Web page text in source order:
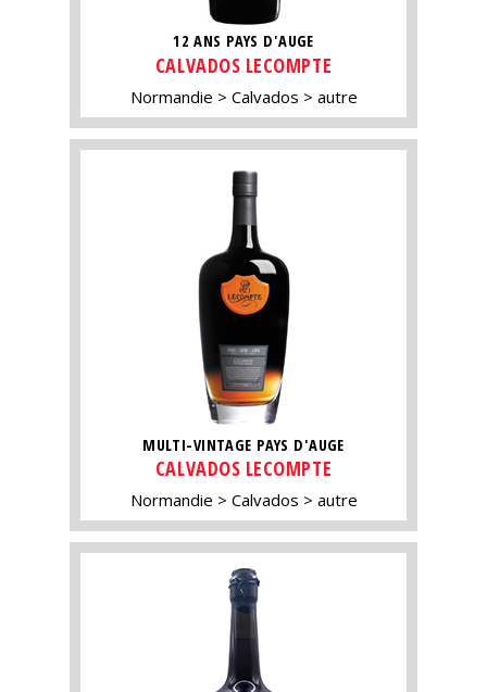
12 ANS PAYS D'AUGE
CALVADOS LECOMPTE
Normandie Calvados autre
MULTI-VINTAGE PAYS D'AUGE
CALVADOS LECOMPTE
Normandie Calvados autre